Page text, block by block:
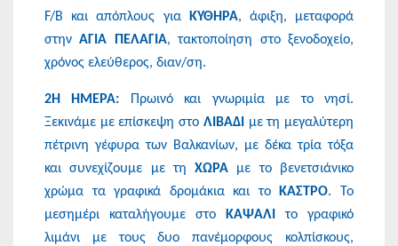
F/B και απόπλους για
ΚΥΘΗΡΑ, άφιξη, μεταφορά
στην ΑΓΙΑ ΠΕΛΑΓΙΑ, τακτοποίηση στο ξενοδοχείο,
χρόνος ελεύθερος, διαν/ση.
2Η ΗΜΕΡΑ: Πρωινό και γνωριμία με το νησί.
Ξεκινάμε με επίσκεψη στο ΛΙΒΑΔΙ
με τη μεγαλύτερη
πέτρινη γέφυρα των Βαλκανίων, με δέκα τρία τόξα
και συνεχίζουμε με τηΧΩΡΑ με το βενετσιάνικο
χρώμα τα γραφικά δρομάκια και το ΚΑΣΤΡΟ. Το
μεσημέρι καταλήγουμε στο
ΚΑΨΑΛΙ
το γραφικό
λιμάνι με τους δυο πανέμορφους κολπίσκους,